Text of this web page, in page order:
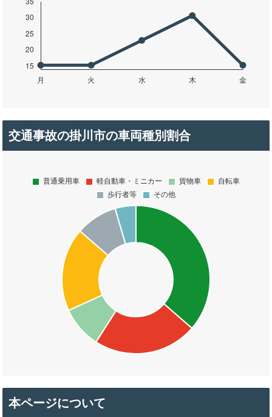
交通事故の掛川市の車両種別割合
本ページについて